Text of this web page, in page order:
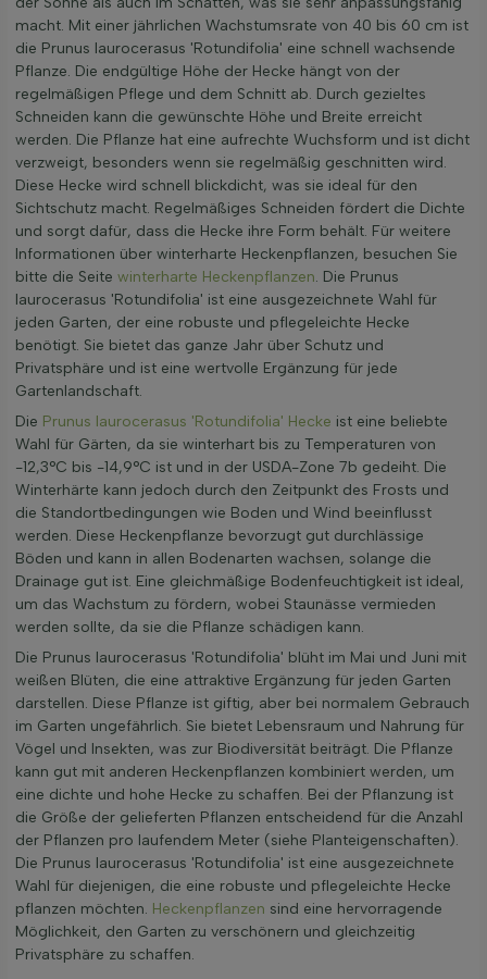
macht. Mit einer jährlichen Wachstumsrate von 40 bis 60 cm ist
die Prunus laurocerasus 'Rotundifolia' eine schnell wachsende
Pflanze. Die endgültige Höhe der Hecke hängt von der
regelmäßigen Pflege und dem Schnitt ab. Durch gezieltes
Schneiden kann die gewünschte Höhe und Breite erreicht
werden. Die Pflanze hat eine aufrechte Wuchsform und ist dicht
verzweigt, besonders wenn sie regelmäßig geschnitten wird.
Diese Hecke wird schnell blickdicht, was sie ideal für den
Sichtschutz macht. Regelmäßiges Schneiden fördert die Dichte
und sorgt dafür, dass die Hecke ihre Form behält. Für weitere
Informationen über winterharte Heckenpflanzen, besuchen Sie
bitte die Seite winterharte Heckenpflanzen. Die Prunus
laurocerasus 'Rotundifolia' ist eine ausgezeichnete Wahl für
jeden Garten, der eine robuste und pflegeleichte Hecke
benötigt. Sie bietet das ganze Jahr über Schutz und
Privatsphäre und ist eine wertvolle Ergänzung für jede
Gartenlandschaft.
Die Prunus laurocerasus 'Rotundifolia' Hecke ist eine beliebte
Wahl für Gärten, da sie winterhart bis zu Temperaturen von
-12,3°C bis -14,9°C ist und in der USDA-Zone 7b gedeiht. Die
Winterhärte kann jedoch durch den Zeitpunkt des Frosts und
die Standortbedingungen wie Boden und Wind beeinflusst
werden. Diese Heckenpflanze bevorzugt gut durchlässige
Böden und kann in allen Bodenarten wachsen, solange die
Drainage gut ist. Eine gleichmäßige Bodenfeuchtigkeit ist ideal,
um das Wachstum zu fördern, wobei Staunässe vermieden
werden sollte, da sie die Pflanze schädigen kann.
Die Prunus laurocerasus 'Rotundifolia' blüht im Mai und Juni mit
weißen Blüten, die eine attraktive Ergänzung für jeden Garten
darstellen. Diese Pflanze ist giftig, aber bei normalem Gebrauch
im Garten ungefährlich. Sie bietet Lebensraum und Nahrung für
Vögel und Insekten, was zur Biodiversität beiträgt. Die Pflanze
kann gut mit anderen Heckenpflanzen kombiniert werden, um
eine dichte und hohe Hecke zu schaffen. Bei der Pflanzung ist
die Größe der gelieferten Pflanzen entscheidend für die Anzahl
der Pflanzen pro laufendem Meter (siehe Planteigenschaften).
Die Prunus laurocerasus 'Rotundifolia' ist eine ausgezeichnete
Wahl für diejenigen, die eine robuste und pflegeleichte Hecke
pflanzen möchten. Heckenpflanzen sind eine hervorragende
Möglichkeit, den Garten zu verschönern und gleichzeitig
Privatsphäre zu schaffen.